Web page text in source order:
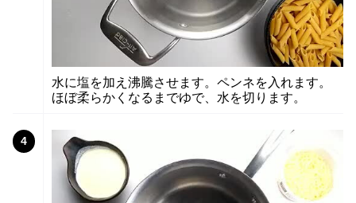
水に塩を加え沸騰させます。ペンネを入れます。
ほぼ柔らかくなるまでゆで、水を切ります。
4